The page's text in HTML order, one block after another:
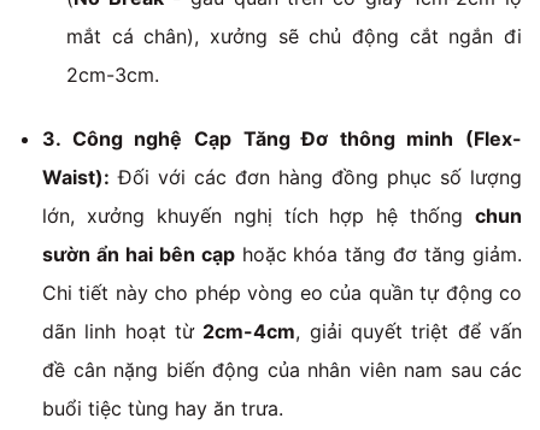
mắt cá chân), xưởng sẽ chủ động cắt ngắn đi
2cm-3cm.
3. Công nghệ Cạp Tăng Đơ thông minh (Flex-
Waist): Đối với các đơn hàng đồng phục số lượng
lớn, xưởng khuyến nghị tích hợp hệ thống chun
sườn ẩn hai bên cạphoặc khóa tăng đơ tăng giảm.
Chi tiết này cho phép vòng eo của quần tự động co
dãn linh hoạt từ 2cm-4cm, giải quyết triệt để vấn
đề cân nặng biến động của nhân viên nam sau các
buổi tiệc tùng hay ăn trưa.